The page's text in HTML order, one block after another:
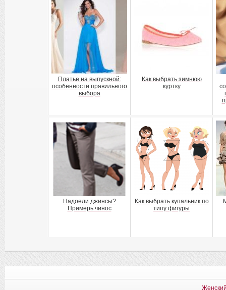
Платье на выпускной:
особенности правильного
выбора
Как выбрать зимнюю
куртку
Надоели джинсы?
Примерь чинос
Как выбрать купальник по
типу фигуры